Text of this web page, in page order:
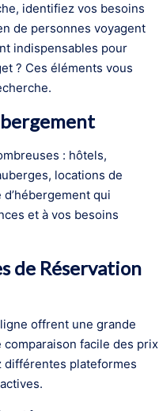
identifiez vos besoins
de personnes voyagent
indispensables pour
? Ces éléments vous
: hôtels,
locations de
qui
et à vos besoins
de Réservation
offrent une grande
facile des prix
différentes plateformes